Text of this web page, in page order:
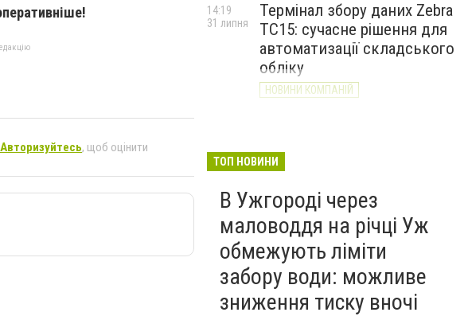
Авторизуйтесь, щоб оцінити
Термінал збору даних Zebra
TC15: сучасне рішення для
автоматизації складського
обліку
НОВИНИ КОМПАНІЙ
14:19
31 липня
ТОП НОВИНИ
В Ужгороді через
маловоддя на річці Уж
обмежують ліміти
забору води: можливе
зниження тиску вночі